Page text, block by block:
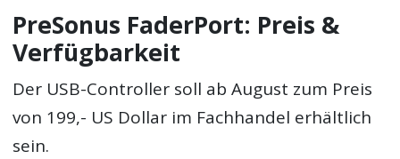
PreSonus FaderPort: Preis &
Verfügbarkeit
Der USB-Controller soll ab August zum Preis
von 199,- US Dollar im Fachhandel erhältlich
sein.